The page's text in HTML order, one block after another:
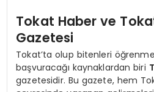
Tokat Haber ve
Gazetesi
Tokat’ta olup bitenleri
başvuracağı kaynaklardan biri
gazetesidir. Bu gazete, hem